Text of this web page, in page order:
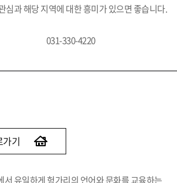
심과 해당 지역에 대한 흥미가 있으면 좋습니다.
031-330-4220
기
서 유일하게 헝가리의 언어와 문화를 교육하는